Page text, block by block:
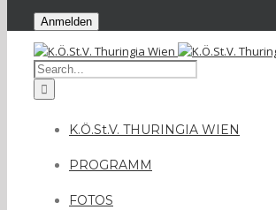
K.Ö.St.V. THURINGIA WIEN
PROGRAMM
FOTOS